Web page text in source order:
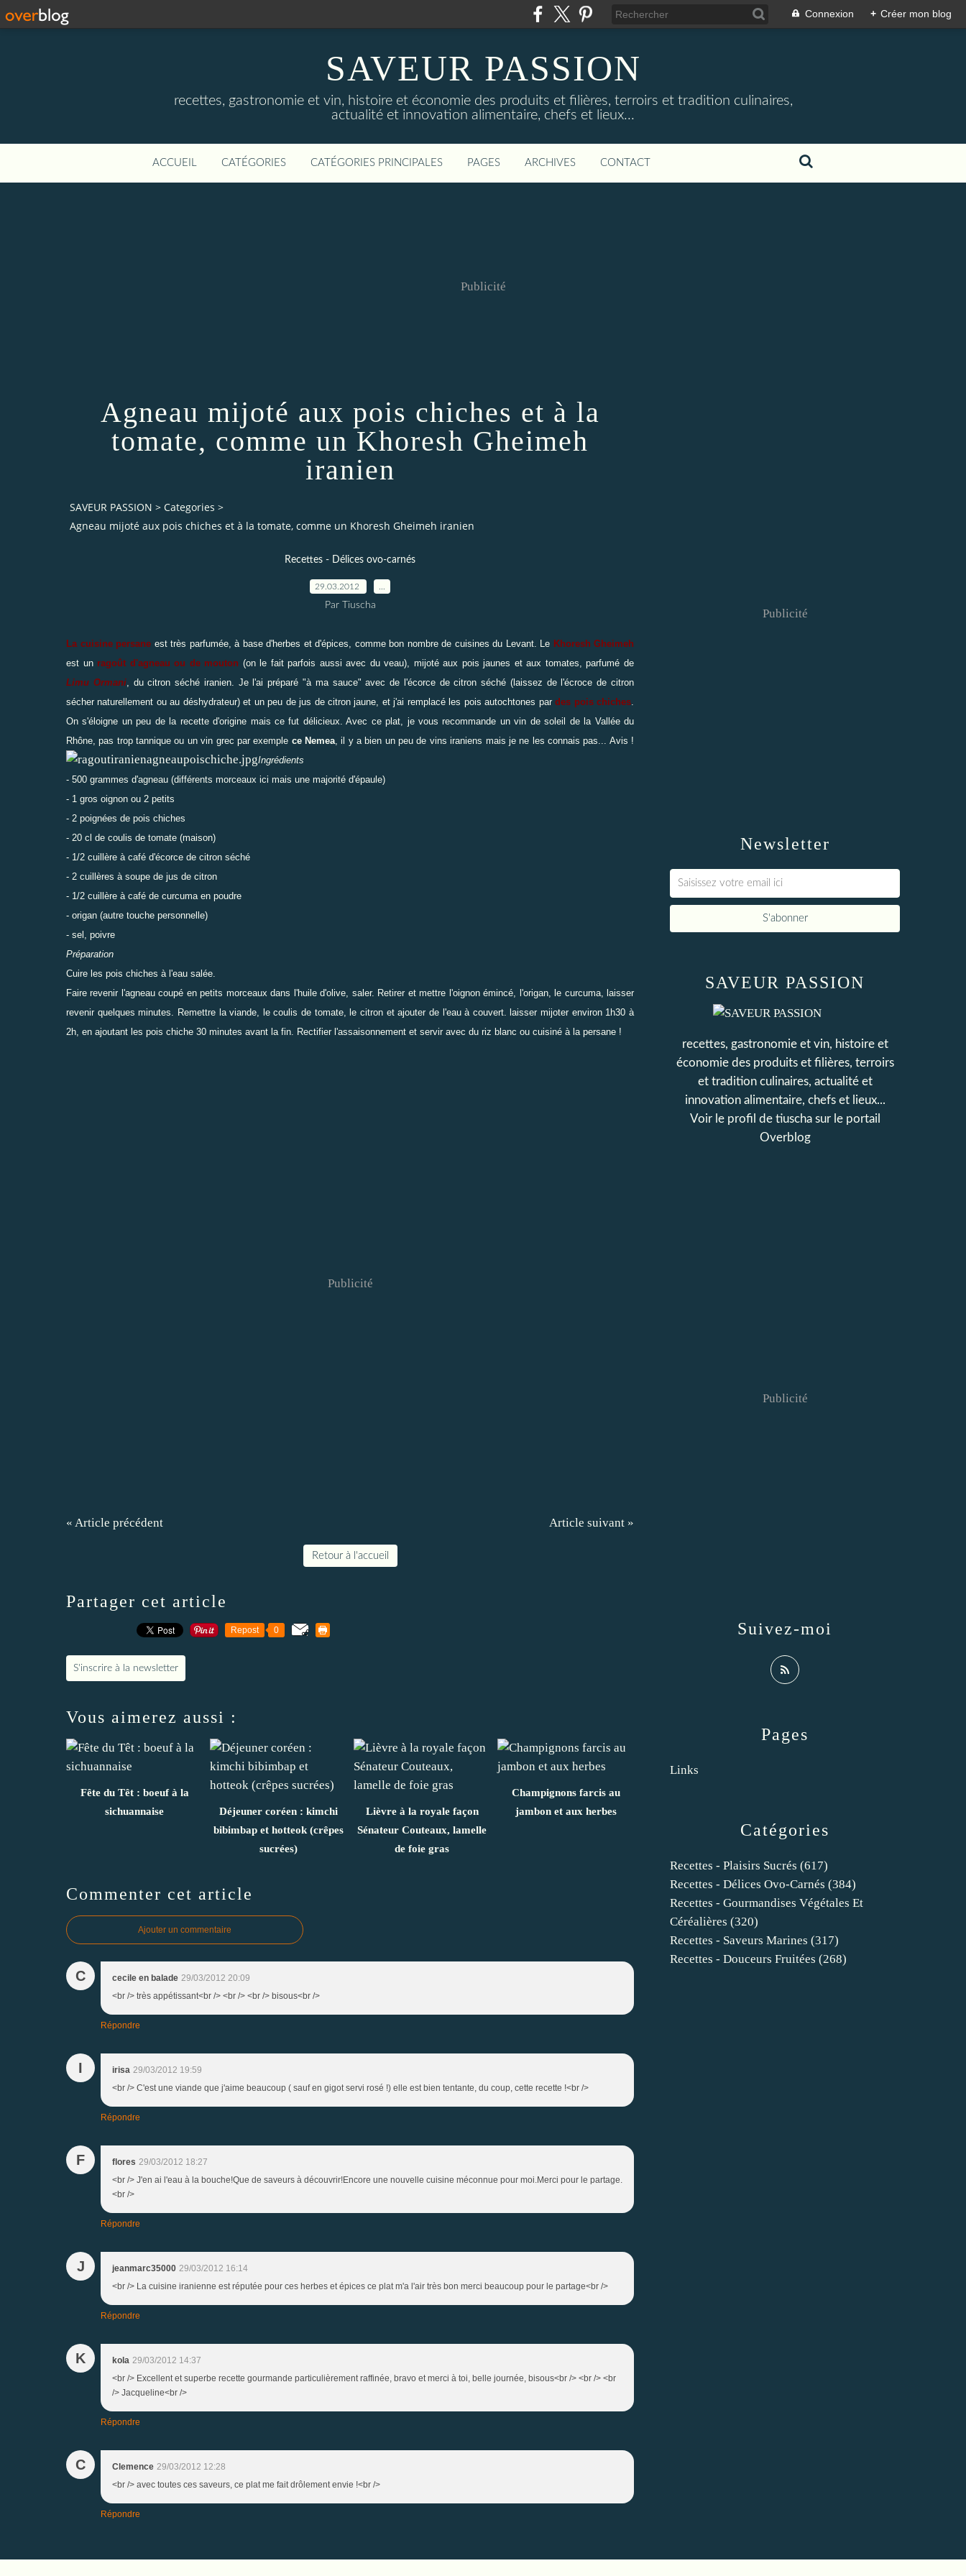
Connexion + Créer mon blog
SAVEUR PASSION
recettes, gastronomie et vin, histoire et économie des produits et filières, terroirs et tradition culinaires,
actualité et innovation alimentaire, chefs et lieux...
ACCUEIL CATÉGORIES CATÉGORIES PRINCIPALES PAGES ARCHIVES CONTACT
Publicité
Agneau mijoté aux pois chiches et à la
tomate, comme un Khoresh Gheimeh
iranien
SAVEUR PASSION > Categories >
Agneau mijoté aux pois chiches et à la tomate, comme un Khoresh Gheimeh iranien
Recettes - Délices ovo-carnés
29.03.2012
Par Tiuscha
La cuisine persane est très parfumée, à base d'herbes et d'épices, comme bon nombre de cuisines du Levant. Le Khoresh Gheimeh
est un ragoût d'agneau ou de mouton (on le fait parfois aussi avec du veau), mijoté aux pois jaunes et aux tomates, parfumé de
Limu Ormani, du citron séché iranien. Je l'ai préparé "à ma sauce" avec de l'écorce de citron séché (laissez de l'écroce de citron
sécher naturellement ou au déshydrateur) et un peu de jus de citron jaune, et j'ai remplacé les pois autochtones pardes pois chiches
On s'éloigne un peu de la recette d'origine mais ce fut délicieux. Avec ce plat, je vous recommande un vin de soleil de la Vallée du
Rhône, pas trop tannique ou un vin grec par exemple ce Nemea, il y a bien un peu de vins iraniens mais je ne les connais pas... Avis !
Ingrédients
- 500 grammes d'agneau (différents morceaux ici mais une majorité d'épaule)
- 1 gros oignon ou 2 petits
- 2 poignées de pois chiches
- 20 cl de coulis de tomate (maison)
- 1/2 cuillère à café d'écorce de citron séché
- 2 cuillères à soupe de jus de citron
- 1/2 cuillère à café de curcuma en poudre
- origan (autre touche personnelle)
- sel, poivre
Préparation
Cuire les pois chiches à l'eau salée.
Faire revenir l'agneau coupé en petits morceaux dans l'huile d'olive, saler. Retirer et mettre l'oignon émincé, l'origan, le curcuma, laisser
revenir quelques minutes. Remettre la viande, le coulis de tomate, le citron et ajouter de l'eau à couvert. laisser mijoter environ 1h30 à
2h, en ajoutant les pois chiche 30 minutes avant la fin. Rectifier l'assaisonnement et servir avec du riz blanc ou cuisiné à la persane !
Publicité
« Article précédent Article suivant »
Retour à l'accueil
Partager cet article
Repost 0
S'inscrire à la newsletter
Vous aimerez aussi :
Fête du Têt : boeuf à la
sichuannaise
Déjeuner coréen : kimchi
bibimbap et hotteok (crêpes
sucrées)
Lièvre à la royale façon
Sénateur Couteaux, lamelle
de foie gras
Champignons farcis au
jambon et aux herbes
Commenter cet article
Ajouter un commentaire
C cecile en balade 29/03/2012 20:09
<br /> très appétissant<br /> <br /> <br /> bisous<br />
Répondre
I irisa 29/03/2012 19:59
<br /> C'est une viande que j'aime beaucoup ( sauf en gigot servi rosé !) elle est bien tentante, du coup, cette recette !<br />
Répondre
F flores 29/03/2012 18:27
<br /> J'en ai l'eau à la bouche!Que de saveurs à découvrir!Encore une nouvelle cuisine méconnue pour moi.Merci pour le partage.
<br />
Répondre
J jeanmarc35000 29/03/2012 16:14
<br /> La cuisine iranienne est réputée pour ces herbes et épices ce plat m'a l'air très bon merci beaucoup pour le partage<br />
Répondre
K kola 29/03/2012 14:37
<br /> Excellent et superbe recette gourmande particulièrement raffinée, bravo et merci à toi, belle journée, bisous<br /> <br /> <br
/> Jacqueline<br />
Répondre
C Clemence 29/03/2012 12:28
<br /> avec toutes ces saveurs, ce plat me fait drôlement envie !<br />
Répondre
Newsletter
Publicité
Catégories
Recettes - Plaisirs Sucrés (617)
Recettes - Délices Ovo-Carnés (384)
Recettes - Gourmandises Végétales Et
Céréalières (320)
Recettes - Saveurs Marines (317)
Recettes - Douceurs Fruitées (268)
Pages
Links
SAVEUR PASSION
recettes, gastronomie et vin, histoire et
économie des produits et filières, terroirs
et tradition culinaires, actualité et
innovation alimentaire, chefs et lieux...
Voir le profil de tiuschasur le portail
Overblog
Suivez-moi
Publicité